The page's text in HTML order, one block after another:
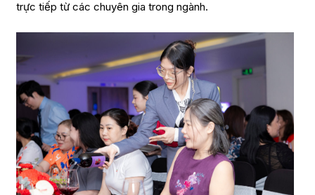
trực tiếp từ các chuyên gia trong ngành.